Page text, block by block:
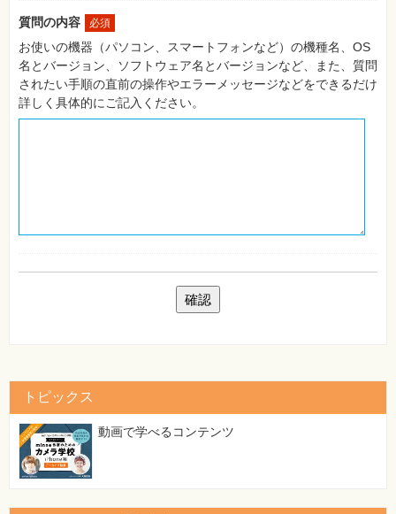
自
作・
パ
ソ
コ
ン・
ホ
ビ
ー
ー
特
⼀
覧
質問の内容 必須
お使いの機器（パソコン、スマートフォンなど）の機種名、OS
名とバージョン、ソフトウェア名とバージョンなど、また、質問
されたい手順の直前の操作やエラーメッセージなどをできるだけ
詳しく具体的にご記入ください。
トピックス
動画で学べるコンテンツ